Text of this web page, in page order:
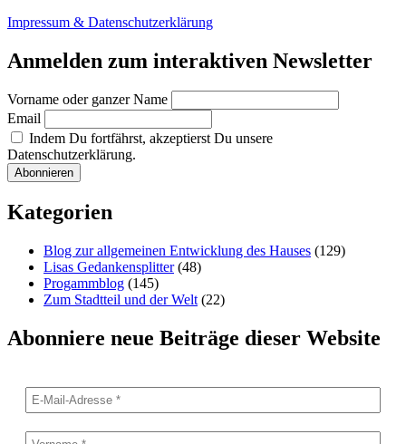
Impressum & Datenschutzerklärung
Anmelden zum interaktiven Newsletter
Vorname oder ganzer Name
Email
Indem Du fortfährst, akzeptierst Du unsere
Datenschutzerklärung.
Kategorien
Blog zur allgemeinen Entwicklung des Hauses (129)
Lisas Gedankensplitter(48)
Progammblog (145)
Zum Stadtteil und der Welt (22)
Abonniere neue Beiträge dieser Website